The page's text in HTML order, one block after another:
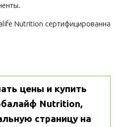
Nutrition сертифицированна
цены и купить
Nutrition,